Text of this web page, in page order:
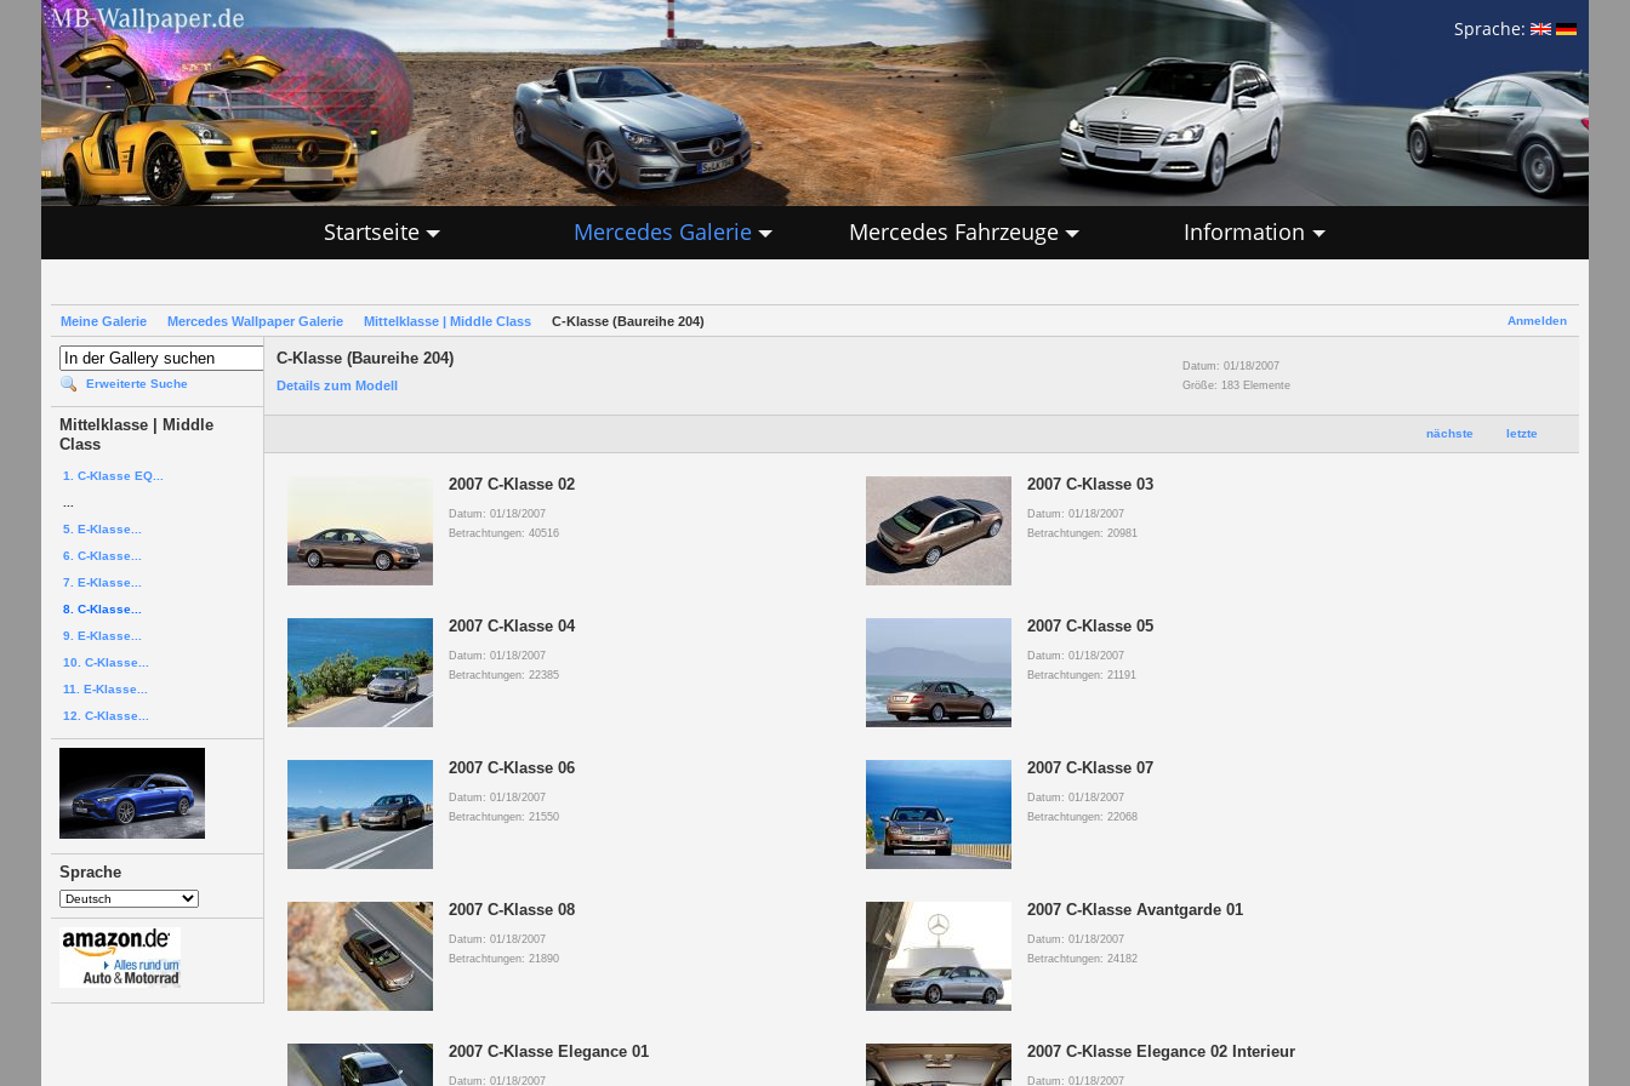
Sprache:
Startseite Mercedes Galerie Mercedes Fahrzeuge Information
Anmelden
Meine Galerie Mercedes Wallpaper Galerie Mittelklasse | Middle Class C-Klasse (Baureihe 204)
Erweiterte Suche
Mittelklasse | Middle
Class
1. C-Klasse EQ...
5. E-Klasse...
6. C-Klasse...
7. E-Klasse...
8. C-Klasse...
9. E-Klasse...
10. C-Klasse...
11. E-Klasse...
12. C-Klasse...
Sprache
C-Klasse (Baureihe 204)
Details zum Modell
Datum: 01/18/2007
Größe: 183 Elemente
nächste letzte
2007 C-Klasse 02
Datum: 01/18/2007
Betrachtungen: 40516
2007 C-Klasse 03
Datum: 01/18/2007
Betrachtungen: 20981
2007 C-Klasse 04
Datum: 01/18/2007
Betrachtungen: 22385
2007 C-Klasse 05
Datum: 01/18/2007
Betrachtungen: 21191
2007 C-Klasse 06
Datum: 01/18/2007
Betrachtungen: 21550
2007 C-Klasse 07
Datum: 01/18/2007
Betrachtungen: 22068
2007 C-Klasse 08
Datum: 01/18/2007
Betrachtungen: 21890
2007 C-Klasse Avantgarde 01
Datum: 01/18/2007
Betrachtungen: 24182
2007 C-Klasse Elegance 01
Datum: 01/18/2007
2007 C-Klasse Elegance 02 Interieur
Datum: 01/18/2007